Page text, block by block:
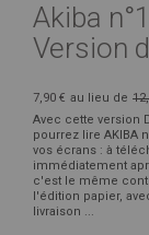
Akiba
Version
7,90 € au lieu de
Avec cette version
pourrez lire AKIBA
vos écrans : à
immédiatement
c'est le même
l'édition papier,
livraison ...